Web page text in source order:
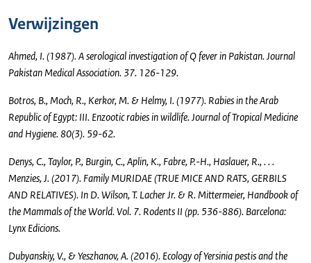
Verwijzingen
Ahmed, I. (1987). A serological investigation of Q fever in Pakistan. Journal
Pakistan Medical Association. 37. 126-129.
Botros, B., Moch, R., Kerkor, M. & Helmy, I. (1977). Rabies in the Arab
Republic of Egypt: III. Enzootic rabies in wildlife. Journal of Tropical Medicine
and Hygiene. 80(3). 59-62.
Denys, C., Taylor, P., Burgin, C., Aplin, K., Fabre, P.-H., Haslauer, R., . . .
Menzies, J. (2017). Family MURIDAE (TRUE MICE AND RATS, GERBILS
AND RELATIVES). In D. Wilson, T. Lacher Jr. & R. Mittermeier, Handbook of
the Mammals of the World. Vol. 7. Rodents II (pp. 536-886). Barcelona:
Lynx Edicions.
Dubyanskiy, V., & Yeszhanov, A. (2016). Ecology of Yersinia pestis and the